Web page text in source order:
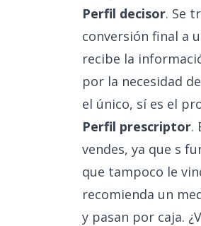
Perfil decisor. Se
conversión final a
recibe la
por la necesidad
el único, sí es el
Perfil prescriptor.
vendes, ya que s
que tampoco le
recomienda un
y pasan por caja.